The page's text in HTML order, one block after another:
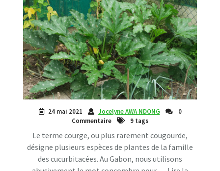
24 mai 2021 Jocelyne AWA NDONG
0
Commentaire
9 tags
Le terme courge, ou plus rarement cougourde,
désigne plusieurs espèces de plantes de la famille
des cucurbitacées. Au Gabon, nous utilisons